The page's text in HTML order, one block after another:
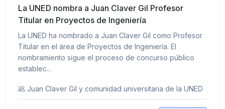
La UNED nombra a Juan Claver Gil Profesor
Titular en Proyectos de Ingeniería
La UNED ha nombrado a Juan Claver Gil como Profesor
Titular en el área de Proyectos de Ingeniería. El
nombramiento sigue el proceso de concurso público
establec...
Juan Claver Gil y comunidad universitaria de la UNED